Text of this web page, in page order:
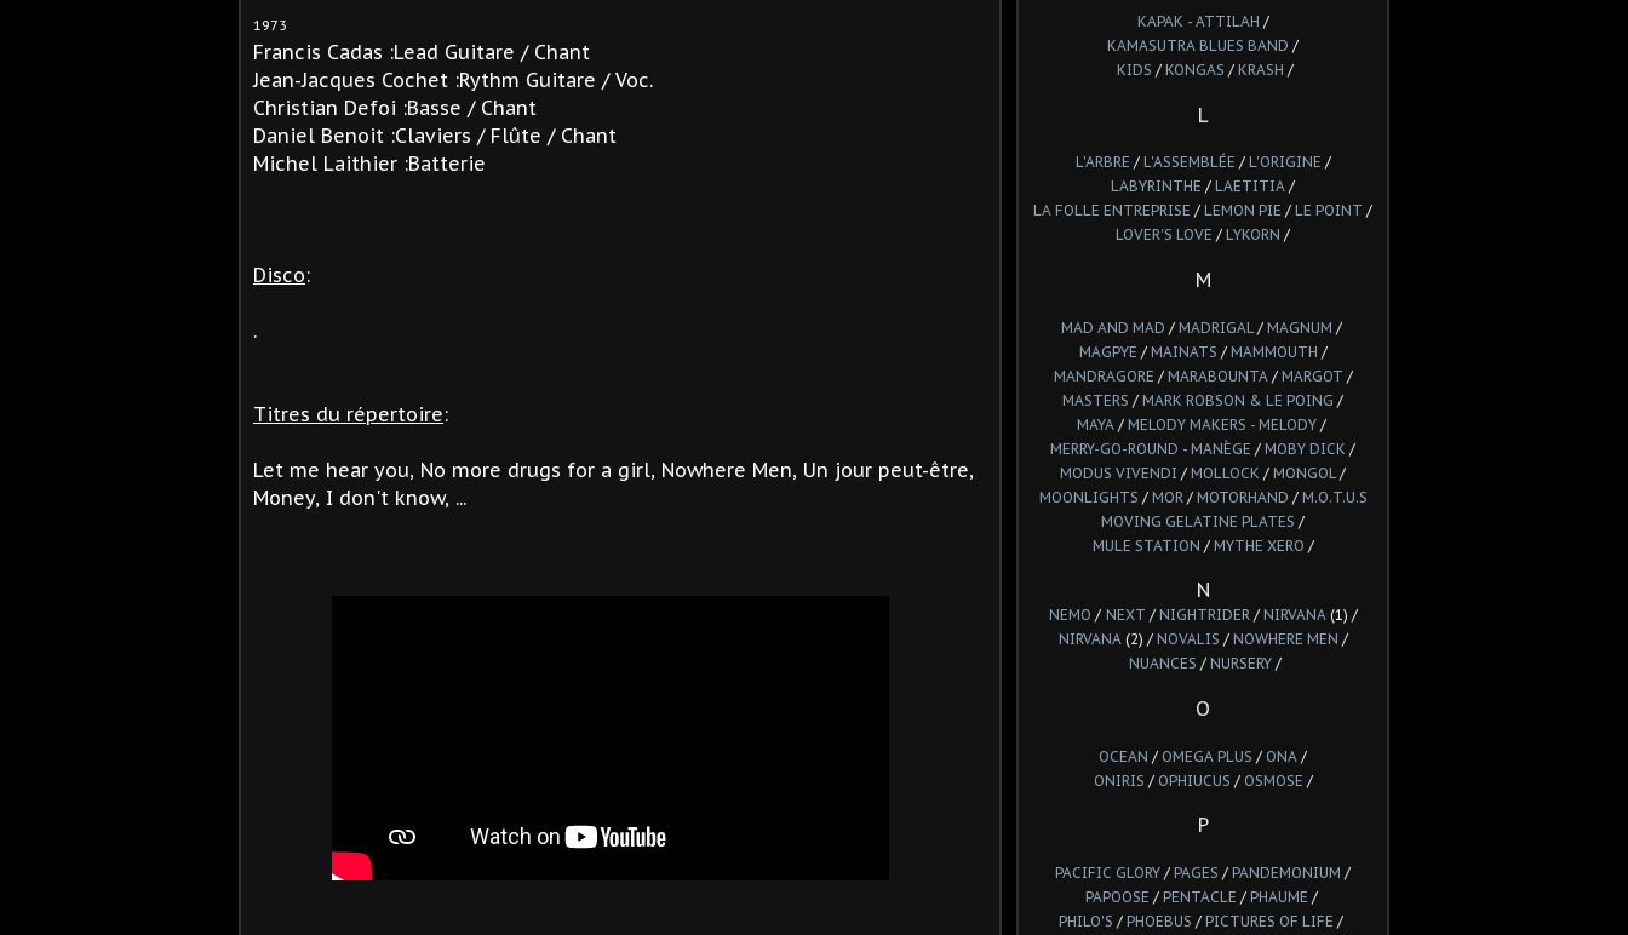
1973
Francis Cadas :Lead Guitare / Chant
Jean-Jacques Cochet :Rythm Guitare / Voc.
Christian Defoi :Basse / Chant
Daniel Benoit :Claviers / Flûte / Chant
Michel Laithier :Batterie
Disco:
.
Titres du répertoire:
Let me hear you, No more drugs for a girl, Nowhere Men, Un jour peut-être,
Money, I don't know, ...
KAPAK - ATTILAH /
KAMASUTRA BLUES BAND /
KIDS / KONGAS / KRASH /
L
L'ARBRE / L'ASSEMBLÉE / L'ORIGINE /
LABYRINTHE / LAETITIA /
LA FOLLE ENTREPRISE / LEMON PIE / LE POINT /
LOVER'S LOVE / LYKORN /
M
MAD AND MAD / MADRIGAL/ MAGNUM /
MAGPYE / MAINATS / MAMMOUTH /
MANDRAGORE / MARABOUNTA/ MARGOT /
MASTERS / MARK ROBSON & LE POING /
MAYA/ MELODY MAKERS - MELODY/
MERRY-GO-ROUND - MANÈGE / MOBY DICK /
MODUS VIVENDI / MOLLOCK / MONGOL/
MOONLIGHTS / MOR/ MOTORHAND / M.O.T.U.S
MOVING GELATINE PLATES /
MULE STATION / MYTHE XERO /
N
NEMO / NEXT / NIGHTRIDER/ NIRVANA(1) /
NIRVANA(2) / NOVALIS / NOWHERE MEN /
NUANCES / NURSERY/
O
OCEAN / OMEGA PLUS / ONA /
ONIRIS /OPHIUCUS / OSMOSE /
P
PACIFIC GLORY / PAGES / PANDEMONIUM /
PAPOOSE / PENTACLE / PHAUME /
PHILO'S / PHOEBUS / PICTURES OF LIFE /